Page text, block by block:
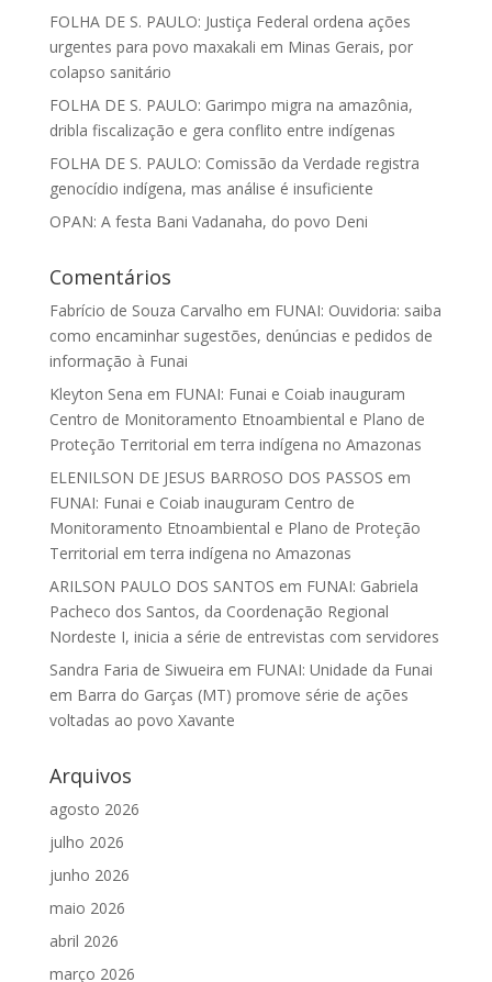
FOLHA DE S. PAULO: Justiça Federal ordena ações
urgentes para povo maxakali em Minas Gerais, por
colapso sanitário
FOLHA DE S. PAULO: Garimpo migra na amazônia,
dribla fiscalização e gera conflito entre indígenas
FOLHA DE S. PAULO: Comissão da Verdade registra
genocídio indígena, mas análise é insuficiente
OPAN: A festa Bani Vadanaha, do povo Deni
Comentários
Fabrício de Souza Carvalho em FUNAI: Ouvidoria: saiba
como encaminhar sugestões, denúncias e pedidos de
informação à Funai
Kleyton Sena em FUNAI: Funai e Coiab inauguram
Centro de Monitoramento Etnoambiental e Plano de
Proteção Territorial em terra indígena no Amazonas
ELENILSON DE JESUS BARROSO DOS PASSOS em
FUNAI: Funai e Coiab inauguram Centro de
Monitoramento Etnoambiental e Plano de Proteção
Territorial em terra indígena no Amazonas
ARILSON PAULO DOS SANTOS em FUNAI: Gabriela
Pacheco dos Santos, da Coordenação Regional
Nordeste I, inicia a série de entrevistas com servidores
Sandra Faria de Siwueira em FUNAI: Unidade da Funai
em Barra do Garças (MT) promove série de ações
voltadas ao povo Xavante
Arquivos
agosto 2026
julho 2026
junho 2026
maio 2026
abril 2026
março 2026